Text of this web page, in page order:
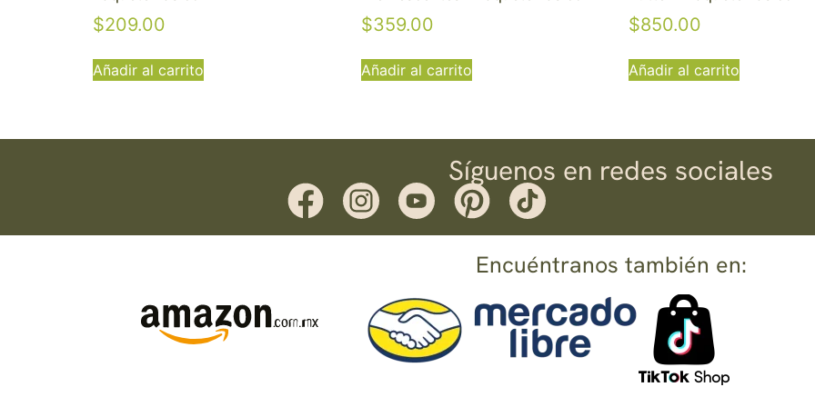
$209.00
Añadir al carrito
$359.00
Añadir al carrito
$850.00
Añadir al carrito
Síguenos en redes sociales
Encuéntranos también en: